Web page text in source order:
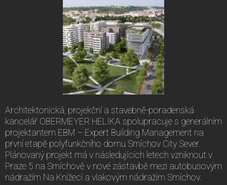
Architektonická, projekční a stavebně-poradenská
kancelář OBERMEYER HELIKA spolupracuje s generálním
projektantem EBM – Expert Building Management na
první etapě polyfunkčního domu Smíchov City Sever.
Plánovaný projekt má v následujících letech vzniknout v
Praze 5 na Smíchově v nové zástavbě mezi autobusovým
nádražím Na Knížecí a vlakovým nádražím Smíchov.